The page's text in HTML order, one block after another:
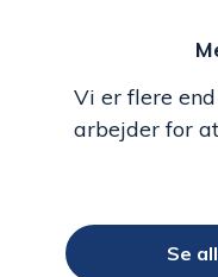
Vi er flere
arbejder for
Se